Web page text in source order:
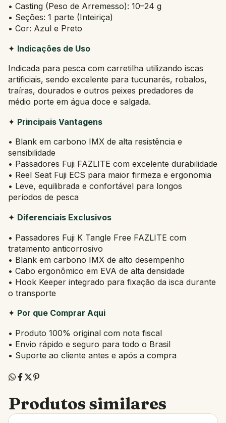
• Casting (Peso de Arremesso): 10–24 g
• Seções: 1 parte (Inteiriça)
• Cor: Azul e Preto
✦ Indicações de Uso
Indicada para pesca com carretilha utilizando iscas
artificiais, sendo excelente para tucunarés, robalos,
traíras, dourados e outros peixes predadores de
médio porte em água doce e salgada.
✦ Principais Vantagens
• Blank em carbono IMX de alta resistência e
sensibilidade
• Passadores Fuji FAZLITE com excelente durabilidade
• Reel Seat Fuji ECS para maior firmeza e ergonomia
• Leve, equilibrada e confortável para longos
períodos de pesca
✦ Diferenciais Exclusivos
• Passadores Fuji K Tangle Free FAZLITE com
tratamento anticorrosivo
• Blank em carbono IMX de alto desempenho
• Cabo ergonômico em EVA de alta densidade
• Hook Keeper integrado para fixação da isca durante
o transporte
✦ Por que Comprar Aqui
• Produto 100% original com nota fiscal
• Envio rápido e seguro para todo o Brasil
• Suporte ao cliente antes e após a compra
Produtos similares